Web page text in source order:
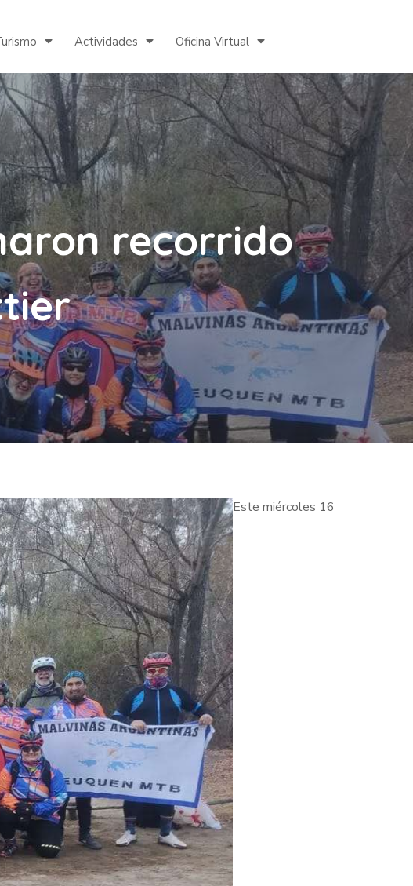
Actividades Oficina Virtual
recorrido
Este miércoles 16